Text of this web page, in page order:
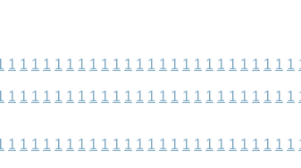
1 1 1 1 1 1 1 1 1 1 1 1 1 1 1 1 1 1 1 1 1 1 1 1 1
1 1 1 1 1 1 1 1 1 1 1 1 1 1 1 1 1 1 1 1 1 1 1 1 1
1 1 1 1 1 1 1 1 1 1 1 1 1 1 1 1 1 1 1 1 1 1 1 1 1